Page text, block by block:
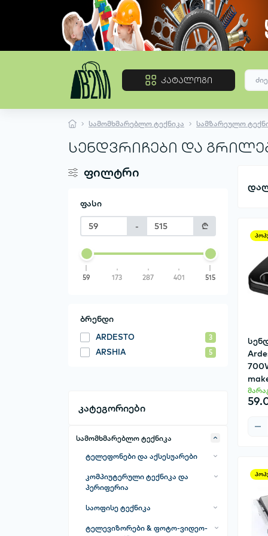
კატალოგი
სამომხმარებლო ტექნიკა სამზარეულო
სენდვრიჩები და
ფილტრი
ფასი
- ₾
59 173 287 401 515
ბრენდი
ARDESTO 3
ARSHIA 5
კატეგორიები
სამომხმარებლო ტექნიკა
ტელეფონები და აქსესუარები
მობილური ტელეფონები
მობილური ტელეფონების სხვა
აქსესუარები
პორტატული დამტენები-Power
Banks
კომპიუტერული ტექნიკა და
პერიფერია
კლავიატურები
ნოუთბუქები
საოფისე ტექნიკა
წყლის დისპენსერები
ტელევიზორები & ფოტო-ვიდეო-